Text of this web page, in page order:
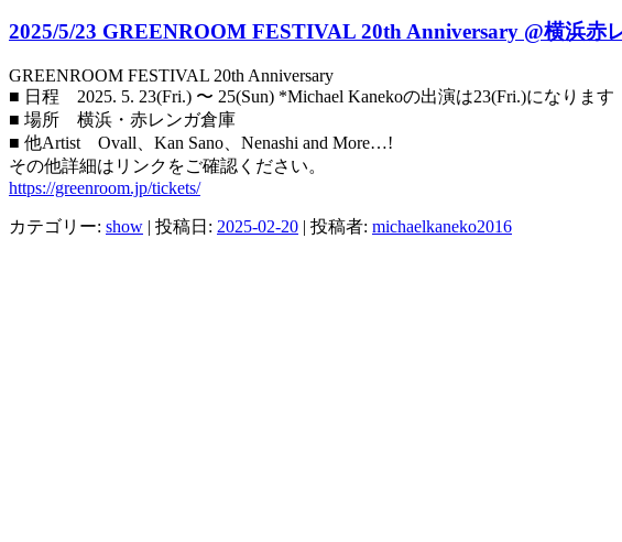
2025/5/23 GREENROOM FESTIVAL 20th Anniversary @横浜赤
GREENROOM FESTIVAL 20th Anniversary
■ 日程 2025. 5. 23(Fri.) 〜 25(Sun) *Michael Kanekoの出演は23(Fri.)になります
■ 場所 横浜・赤レンガ倉庫
■ 他Artist Ovall、Kan Sano、Nenashi and More…!
その他詳細はリンクをご確認ください。
https://greenroom.jp/tickets/
カテゴリー: show | 投稿日: 2025-02-20 | 投稿者: michaelkaneko2016